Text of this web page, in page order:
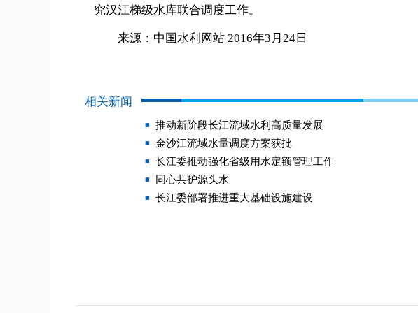
究汉江梯级水库联合调度工作。
来源：中国水利网站 2016年3月24日
相关新闻
推动新阶段长江流域水利高质量发展
金沙江流域水量调度方案获批
长江委推动强化省级用水定额管理工作
同心共护源头水
长江委部署推进重大基础设施建设